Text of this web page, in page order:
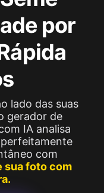
por
lado das suas
gerador de
IA analisa
com
sua foto com